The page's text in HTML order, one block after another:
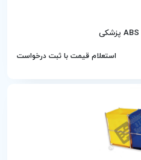
استعلام قیمت با ثبت درخواست